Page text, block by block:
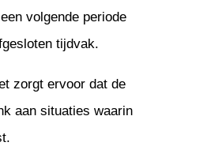
volgende periode
tijdvak.
zorgt ervoor dat de
aan situaties waarin